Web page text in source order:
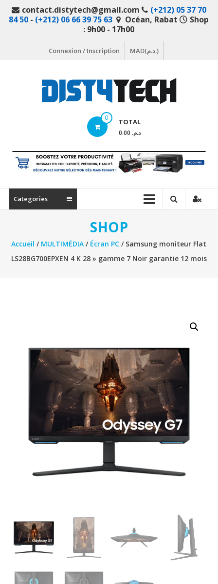
contact.distytech@gmail.com
(+212) 05 37 70
84 50 - (+212) 06 66 39 75 63 Océan, Rabat
Shop
: 9h00 - 17h00
Connexion / Inscription MAD(د.م.)
en
ligne
matériel
informatique
0 TOTAL
د.م. 0.00
Categories
SHOP
Accueil / MULTIMÉDIA / Écran PC / Samsung moniteur Flat
LS28BG700EPXEN 4 K 28 » gamme 7 Noir garantie 12 mois